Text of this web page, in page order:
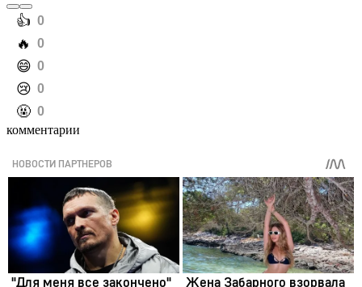
️👍 0
️🔥 0
️😄 0
️😢 0
️🤬 0
комментарии